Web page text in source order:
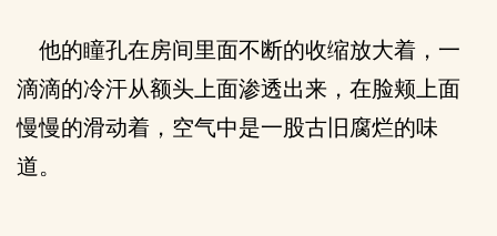
他的瞳孔在房间里面不断的收缩放大着，一
滴滴的冷汗从额头上面渗透出来，在脸颊上面
慢慢的滑动着，空气中是一股古旧腐烂的味
道。